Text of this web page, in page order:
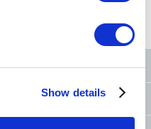
Show details
Conditions